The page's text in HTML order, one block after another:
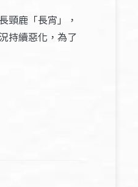
頸鹿「長宵」，
持續惡化，為了